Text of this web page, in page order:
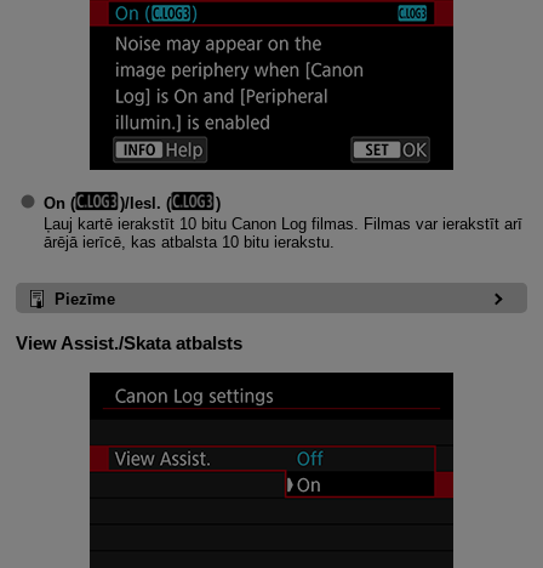
On ( )/Iesl. (
)
Ļauj kartē ierakstīt 10 bitu Canon Log filmas. Filmas var ierakstīt arī
ārējā ierīcē, kas atbalsta 10 bitu ierakstu.
Piezīme
View Assist./Skata atbalsts